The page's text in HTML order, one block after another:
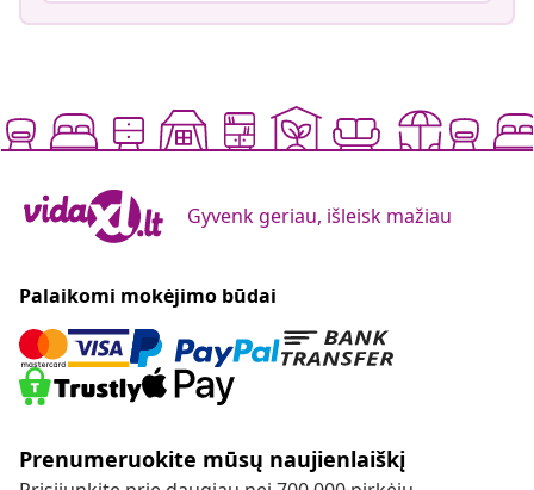
Gyvenk geriau, išleisk mažiau
Palaikomi mokėjimo būdai
Prenumeruokite mūsų naujienlaiškį